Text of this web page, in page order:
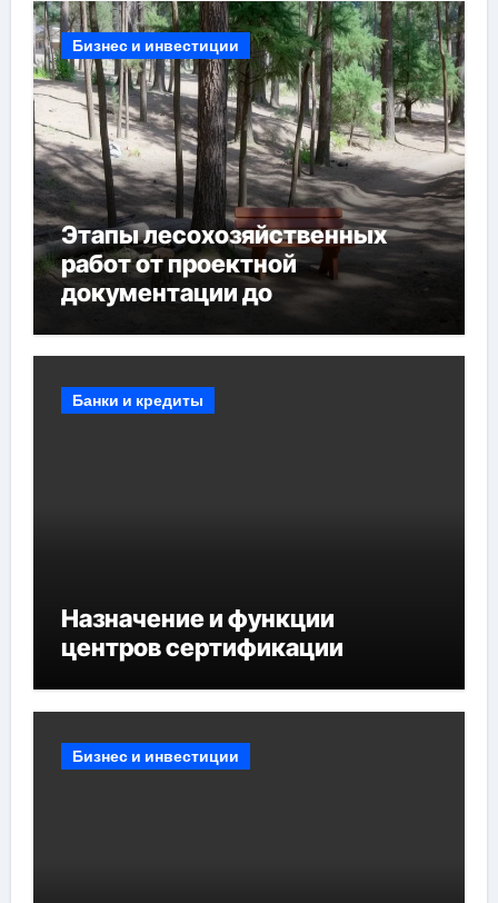
Бизнес и инвестиции
Этапы лесохозяйственных
работ от проектной
документации до
мероприятий и обустройства
Банки и кредиты
Назначение и функции
центров сертификации
Бизнес и инвестиции